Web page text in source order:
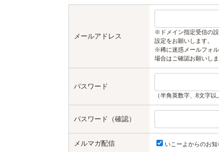
メールアドレス
※ドメイン指定受信の
設定をお願いします。
※稀に迷惑メールフォ
場合はご確認お願いし
パスワード
（半角英数字、8文字
パスワード（確認）
メルマガ配信 いこーよからのお知